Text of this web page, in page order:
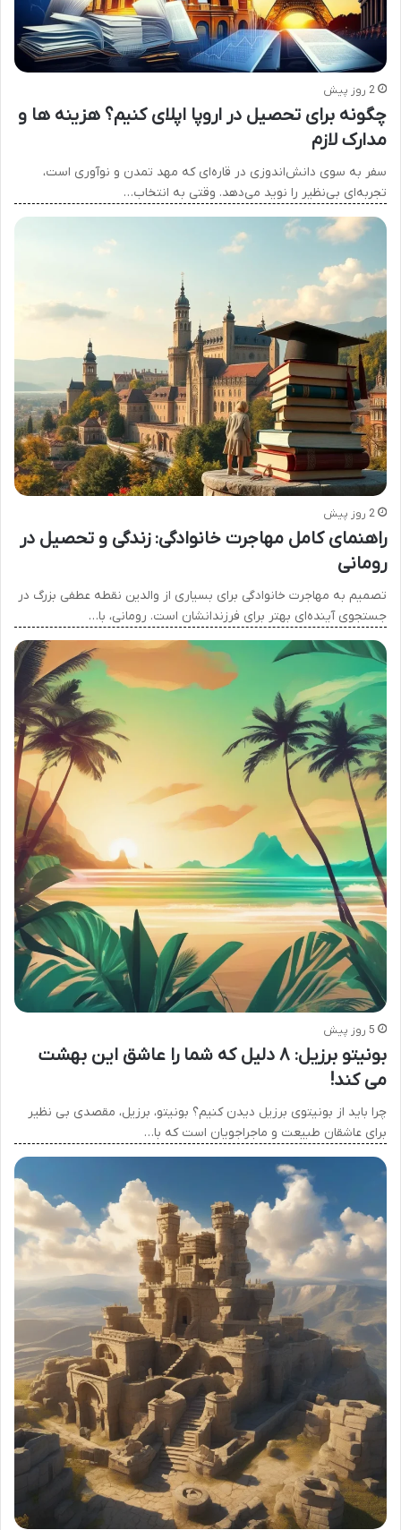
2 روز پیش
چگونه برای تحصیل در اروپا اپلای کنیم؟ هزینه ها و
مدارک لازم
سفر به سوی دانش‌اندوزی در قاره‌ای که مهد تمدن و نوآوری است،
تجربه‌ای بی‌نظیر را نوید می‌دهد. وقتی به انتخاب…
2 روز پیش
راهنمای کامل مهاجرت خانوادگی: زندگی و تحصیل در
رومانی
تصمیم به مهاجرت خانوادگی برای بسیاری از والدین نقطه عطفی بزرگ در
جستجوی آینده‌ای بهتر برای فرزندانشان است. رومانی، با…
5 روز پیش
بونیتو برزیل: ۸ دلیل که شما را عاشق این بهشت
می کند!
چرا باید از بونیتوی برزیل دیدن کنیم؟ بونیتو، برزیل، مقصدی بی نظیر
برای عاشقان طبیعت و ماجراجویان است که با…